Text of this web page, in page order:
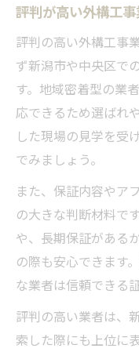
外構工事の
地域の気候を
新潟の積雪
外構工事
気候を考慮
外構工事の
地域密着
理想のエクス
外構工事で
外構工事プ
外構工事の
外構工事で
外構工事前
評判が高い外構工
評判の高い外構工事
ず新潟市や中央区で
す。地域密着型の業
応できるため選ばれ
した現場の見学を受
でみましょう。
また、保証内容やア
の大きな判断材料で
や、長期保証がある
の際も安心できます
な業者は信頼できる
評判の高い業者は、
索した際にも上位に